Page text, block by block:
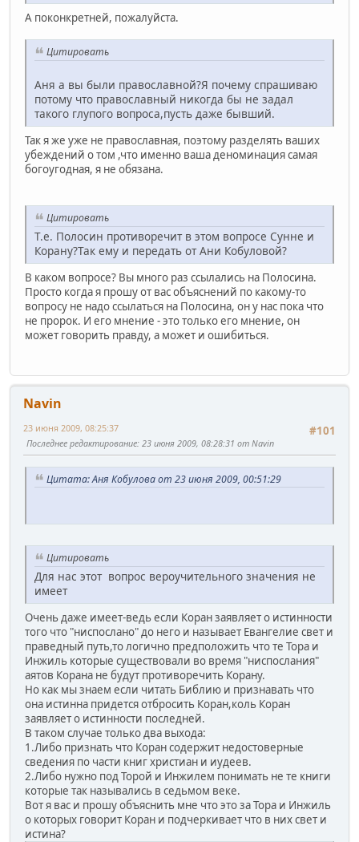
А поконкретней, пожалуйста.
Цитировать
Аня а вы были православной?Я почему спрашиваю
потому что православный никогда бы не задал
такого глупого вопроса,пусть даже бывший.
Так я же уже не православная, поэтому разделять ваших
убеждений о том ,что именно ваша деноминация самая
богоугодная, я не обязана.
Цитировать
Т.е. Полосин противоречит в этом вопросе Сунне и
Корану?Так ему и передать от Ани Кобуловой?
В каком вопросе? Вы много раз ссылались на Полосина.
Просто когда я прошу от вас объяснений по какому-то
вопросу не надо ссылаться на Полосина, он у нас пока что
не пророк. И его мнение - это только его мнение, он
может говорить правду, а может и ошибиться.
Navin
#101
23 июня 2009, 08:25:37
Последнее редактирование: 23 июня 2009, 08:28:31 от Navin
Цитата: Аня Кобулова от 23 июня 2009, 00:51:29
Цитировать
Для нас этот вопрос вероучительного значения не
имеет
Очень даже имеет-ведь если Коран заявляет о истинности
того что "ниспослано" до него и называет Евангелие свет и
праведный путь,то логично предположить что те Тора и
Инжиль которые существовали во время "ниспослания"
аятов Корана не будут противоречить Корану.
Но как мы знаем если читать Библию и признавать что
она истинна придется отбросить Коран,коль Коран
заявляет о истинности последней.
В таком случае только два выхода:
1.Либо признать что Коран содержит недостоверные
сведения по части книг христиан и иудеев.
2.Либо нужно под Торой и Инжилем понимать не те книги
которые так назывались в седьмом веке.
Вот я вас и прошу объяснить мне что это за Тора и Инжиль
о которых говорит Коран и подчеркивает что в них свет и
истина?